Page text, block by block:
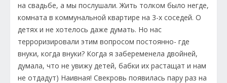
на свадьбе, а мы послушали. Жить толком было негде,
комната в коммунальной квартире на 3-х соседей. О
детях и не хотелось даже думать. Но нас
терроризировали этим вопросом постоянно- где
внуки, когда внуки? Когда я забеременела двойней,
думала, что не увижу детей, бабки их растащат и нам
не отдадут) Наивная! Свекровь появилась пару раз на